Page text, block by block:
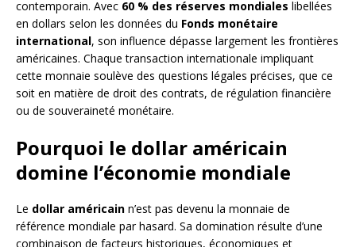
contemporain. Avec 60 % des réserves mondiales libellées
en dollars selon les données du Fonds monétaire
international, son influence dépasse largement les frontières
américaines. Chaque transaction internationale impliquant
cette monnaie soulève des questions légales précises, que ce
soit en matière de droit des contrats, de régulation financière
ou de souveraineté monétaire.
Pourquoi le dollar américain
domine l’économie mondiale
Le dollar américain n’est pas devenu la monnaie de
référence mondiale par hasard. Sa domination résulte d’une
combinaison de facteurs historiques, économiques et